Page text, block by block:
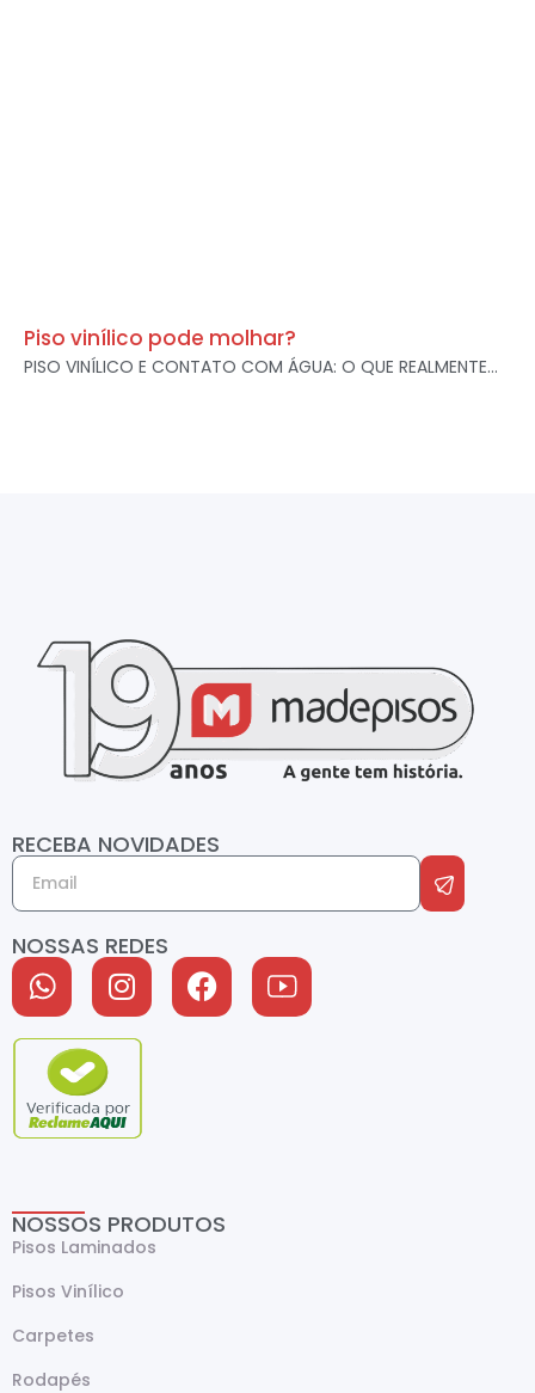
Piso vinílico pode molhar?
PISO VINÍLICO E CONTATO COM ÁGUA: O QUE REALMENTE...
RECEBA NOVIDADES
NOSSAS REDES
NOSSOS PRODUTOS
Pisos Laminados
Pisos Vinílico
Carpetes
Rodapés